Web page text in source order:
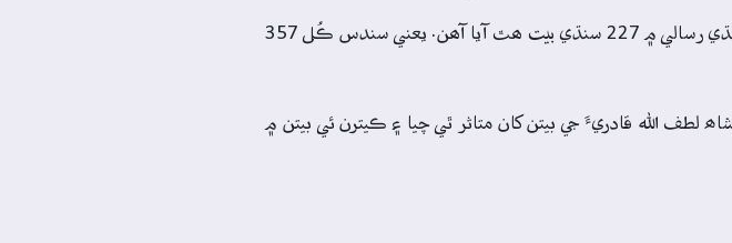
شاھ لطف الله قادريءَ جي ڪتاب منهاج المعرفت مان 20 سنڌي بيت مليا آھن. ان کان سواءِ سندس سنڌي رسالي ۾ 227 سنڌي بيت ھٿ آيا آھن. يعني سندس ڪُل 357
لطف الله قادريءَ جي بيتن کان متاثر ٿي چيا ۽ ڪيترن ئي بيتن ۾